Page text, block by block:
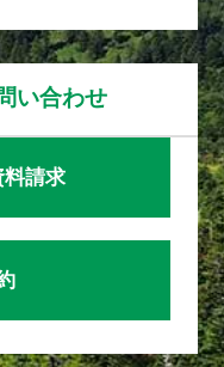
い合わせ
料請求